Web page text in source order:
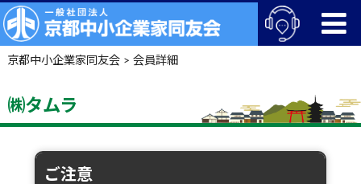
京都中小企業家同友会> 会員詳細
㈱タムラ
ご注意